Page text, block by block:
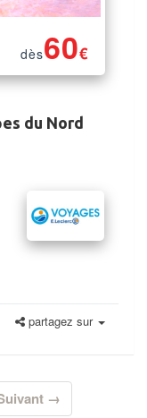
dès60€
du Nord
partagez sur
→